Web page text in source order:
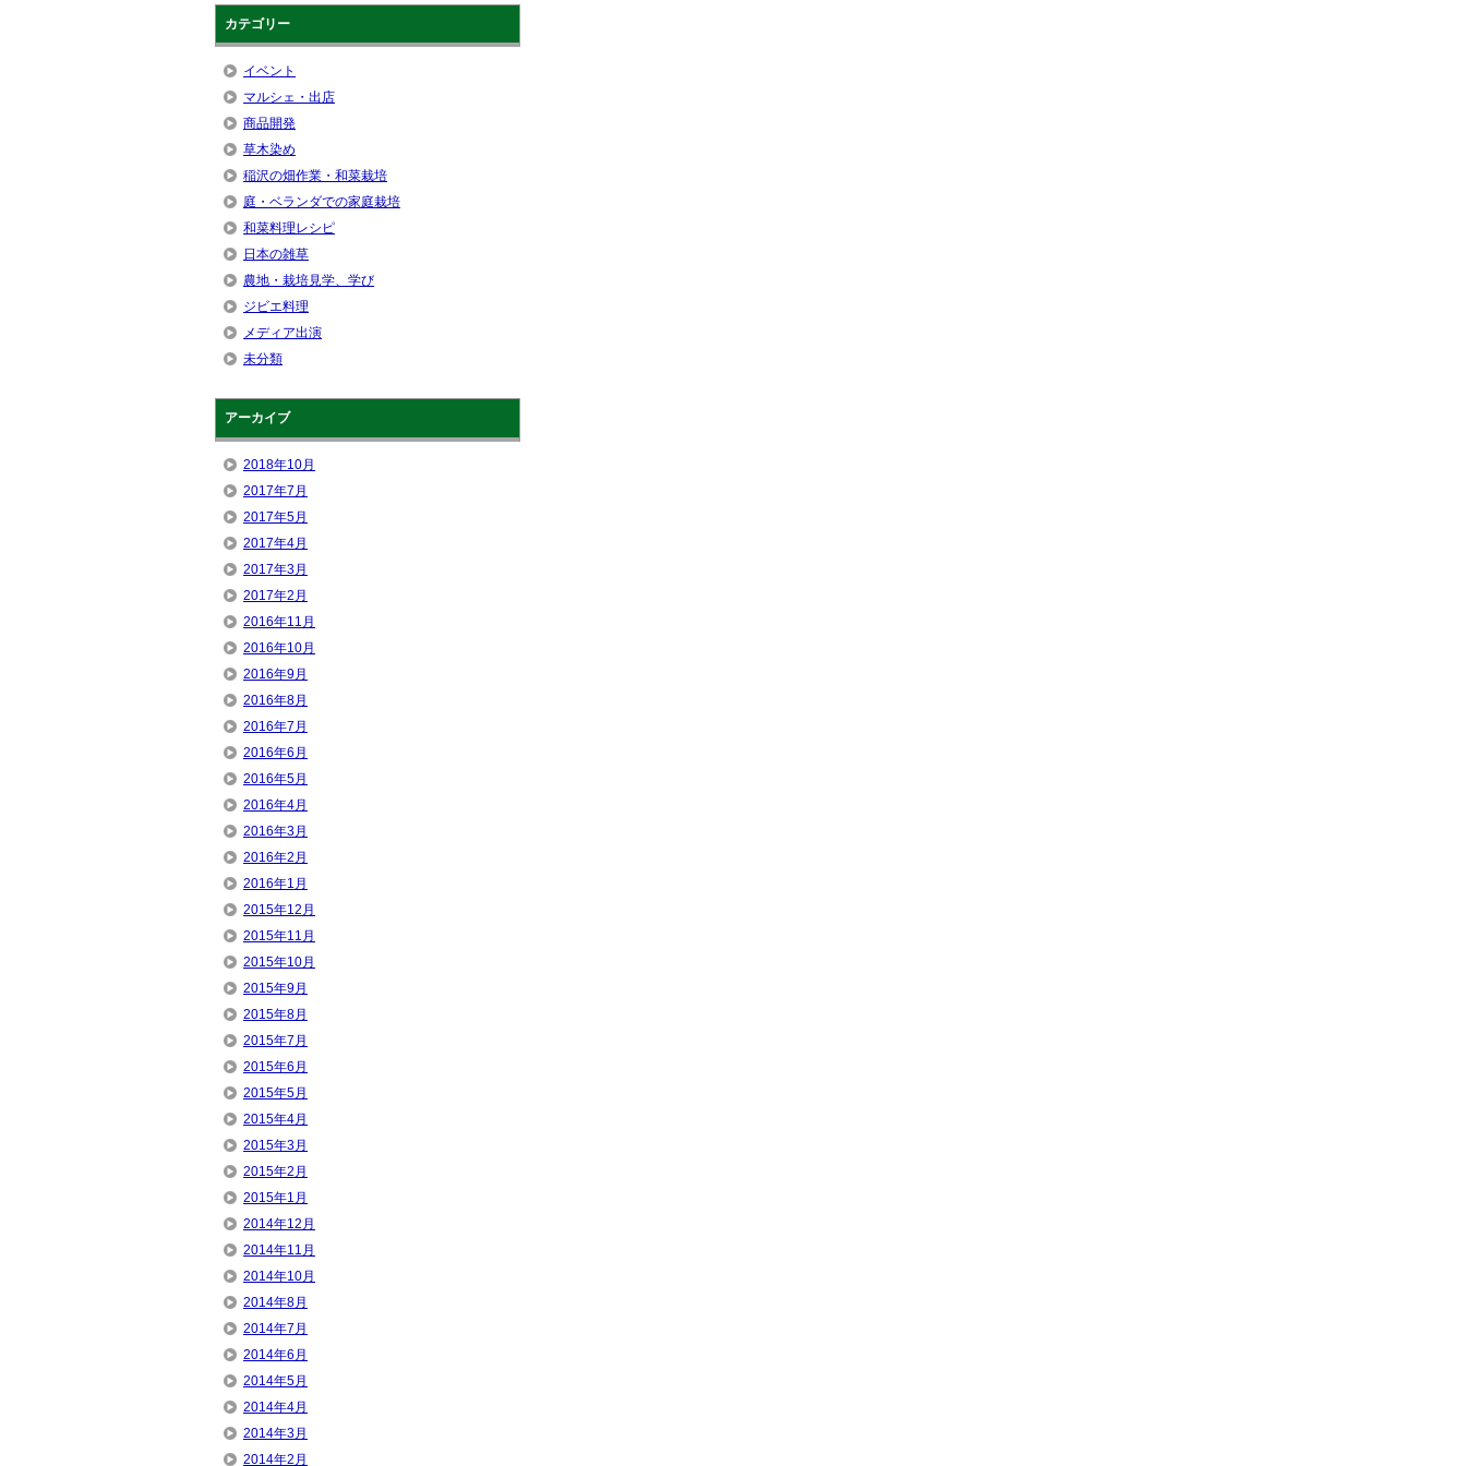
カテゴリー
イベント
マルシェ・出店
商品開発
草木染め
稲沢の畑作業・和菜栽培
庭・ベランダでの家庭栽培
和菜料理レシピ
日本の雑草
農地・栽培見学、学び
ジビエ料理
メディア出演
未分類
アーカイブ
2018年10月
2017年7月
2017年5月
2017年4月
2017年3月
2017年2月
2016年11月
2016年10月
2016年9月
2016年8月
2016年7月
2016年6月
2016年5月
2016年4月
2016年3月
2016年2月
2016年1月
2015年12月
2015年11月
2015年10月
2015年9月
2015年8月
2015年7月
2015年6月
2015年5月
2015年4月
2015年3月
2015年2月
2015年1月
2014年12月
2014年11月
2014年10月
2014年8月
2014年7月
2014年6月
2014年5月
2014年4月
2014年3月
2014年2月